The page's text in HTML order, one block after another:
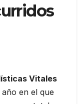
Vitales
en el que